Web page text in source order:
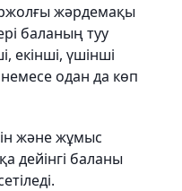
жәрдемақы
баланың туу
екінші, үшінші
одан да көп
және жұмыс
дейінгі баланы